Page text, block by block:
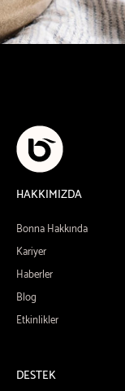
HAKKIMIZDA
Bonna Hakkında
Kariyer
Haberler
Blog
Etkinlikler
DESTEK